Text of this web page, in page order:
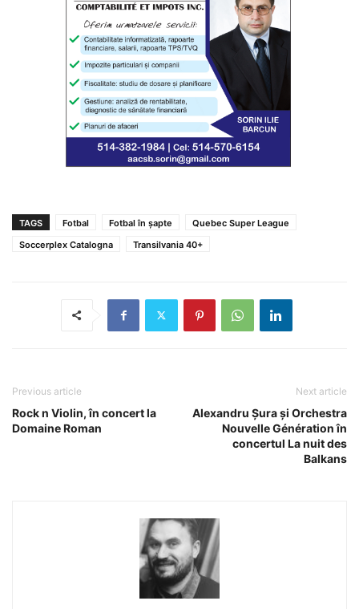
TAGS Fotbal Fotbal în șapte
Quebec Super League
Soccerplex Catalogna
Transilvania 40+
Previous article
Rock n Violin, în concert la
Domaine Roman
Next article
Alexandru Șura și Orchestra
Nouvelle Génération în
concertul La nuit des
Balkans